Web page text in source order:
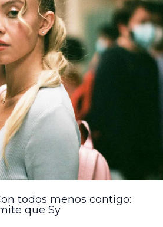
todos menos contigo:
que Sy